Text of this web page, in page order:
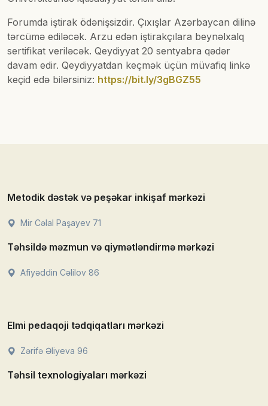
Forumda iştirak ödənişsizdir. Çıxışlar Azərbaycan dilinə
tərcümə ediləcək. Arzu edən iştirakçılara beynəlxalq
sertifikat veriləcək. Qeydiyyat 20 sentyabra qədər
davam edir. Qeydiyyatdan keçmək üçün müvafiq linkə
keçid edə bilərsiniz: https://bit.ly/3gBGZ55
Metodik dəstək və peşəkar inkişaf mərkəzi
Mir Cəlal Paşayev 71
Təhsildə məzmun və qiymətləndirmə mərkəzi
Afiyəddin Cəlilov 86
Elmi pedaqoji tədqiqatları mərkəzi
Zərifə Əliyeva 96
Təhsil texnologiyaları mərkəzi